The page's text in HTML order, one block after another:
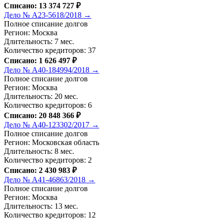
Списано: 13 374 727 ₽
Дело № А23-5618/2018 →
Полное списание долгов
Регион: Москва
Длительность: 7 мес.
Количество кредиторов: 37
Списано: 1 626 497 ₽
Дело № А40-184994/2018 →
Полное списание долгов
Регион: Москва
Длительность: 20 мес.
Количество кредиторов: 6
Списано: 20 848 366 ₽
Дело № А40-123302/2017 →
Полное списание долгов
Регион: Московская область
Длительность: 8 мес.
Количество кредиторов: 2
Списано: 2 430 983 ₽
Дело № А41-46863/2018 →
Полное списание долгов
Регион: Москва
Длительность: 13 мес.
Количество кредиторов: 12